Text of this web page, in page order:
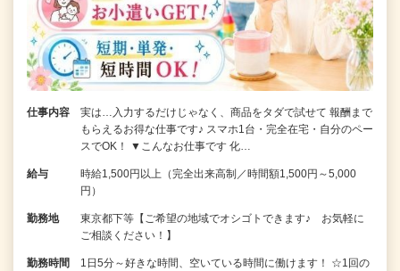
仕事内容
実は…入力するだけじゃなく、商品をタダで試せて 報酬まで
もらえるお得な仕事です♪ スマホ1台・完全在宅・自分のペー
スでOK！ ▼こんなお仕事です 化…
給与
時給1,500円以上（完全出来高制／時間額1,500円～5,000
円）
勤務地
東京都下等【ご希望の地域でオシゴトできます♪ お気軽に
ご相談ください！】
勤務時間
1日5分～好きな時間、空いている時間に働けます！ ☆1回の